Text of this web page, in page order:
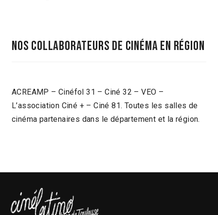
NOS COLLABORATEURS DE CINÉMA EN RÉGION
ACREAMP – Cinéfol 31 – Ciné 32 – VEO –
L’association Ciné + – Ciné 81. Toutes les salles de
cinéma partenaires dans le département et la région.